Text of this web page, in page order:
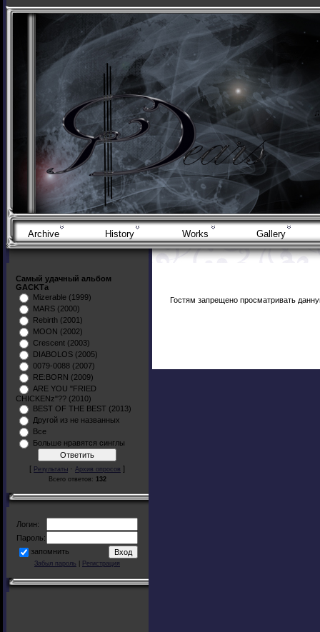
♫
Archive History Works Gallery
Самый удачный альбом
GACKTа
Mizerable (1999)
MARS (2000)
Rebirth (2001)
MOON (2002)
Crescent (2003)
DIABOLOS (2005)
0079-0088 (2007)
RE:BORN (2009)
ARE YOU "FRIED
CHICKENz"?? (2010)
BEST OF THE BEST (2013)
Другой из не названных
Все
Больше нравятся синглы
[ Результаты · Архив опросов ]
Всего ответов: 132
Логин:
Пароль:
запомнить
Забыл пароль Регистрация
Гостям запрещено просматривать